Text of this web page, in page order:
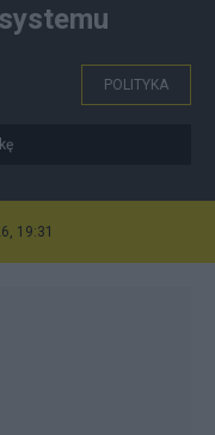
POLITYKA
19:31